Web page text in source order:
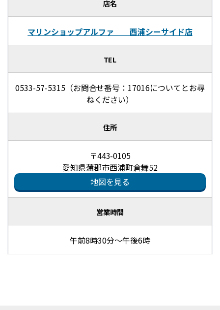
店名
マリンショップアルファ 西浦シーサイド店
TEL
0533-57-5315（お問合せ番号：17016についてとお尋
ねください）
住所
〒443-0105
愛知県蒲郡市西浦町倉舞52
地図を見る
営業時間
午前8時30分～午後6時